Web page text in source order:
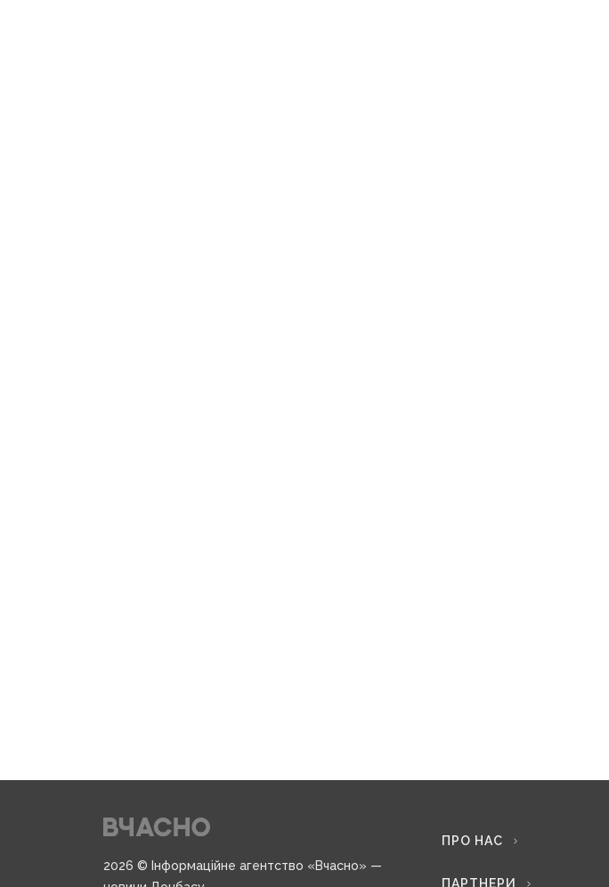
2026 © Інформаційне агентство «Вчасно» —
ПРО НАС
ПАРТНЕРИ